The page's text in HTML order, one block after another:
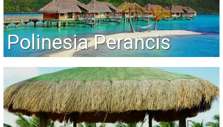
Polinesia Perancis